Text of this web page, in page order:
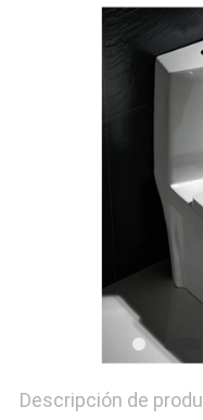
Descripción de